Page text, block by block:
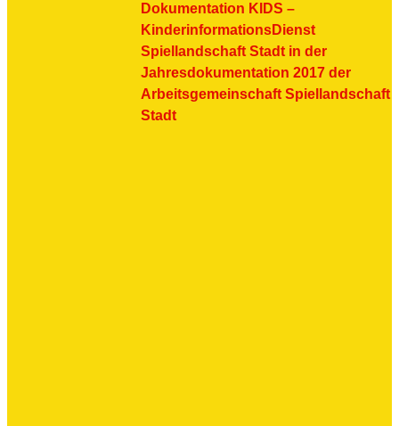
Dokumentation KIDS –
KinderinformationsDienst
Spiellandschaft Stadt in der
Jahresdokumentation 2017 der
Arbeitsgemeinschaft Spiellandschaft
Stadt